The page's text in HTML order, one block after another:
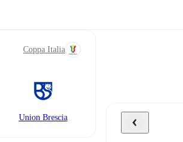
Coppa Italia
Union Brescia